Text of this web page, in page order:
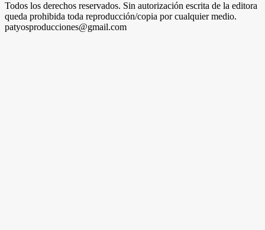
Todos los derechos reservados. Sin autorización escrita de la editora
queda prohibida toda reproducción/copia por cualquier medio.
patyosproducciones@gmail.com